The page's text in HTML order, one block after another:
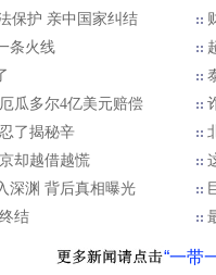
保护 亲中国家纠结
条火线
瓜多尔4亿美元赔偿
了揭秘辛
却越借越慌
深渊 背后真相曝光
结
“一带